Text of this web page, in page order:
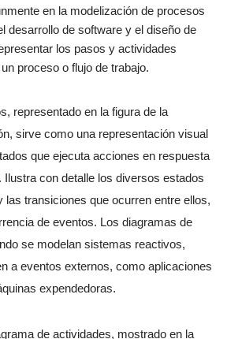
en la modelización de procesos
desarrollo de software y el diseño de
los pasos y actividades
proceso o flujo de trabajo.
representado en la figura de la
sirve como una representación visual
que ejecuta acciones en respuesta
con detalle los diversos estados
las transiciones que ocurren entre ellos,
de eventos. Los diagramas de
se modelan sistemas reactivos,
a eventos externos, como aplicaciones
expendedoras.
de actividades, mostrado en la